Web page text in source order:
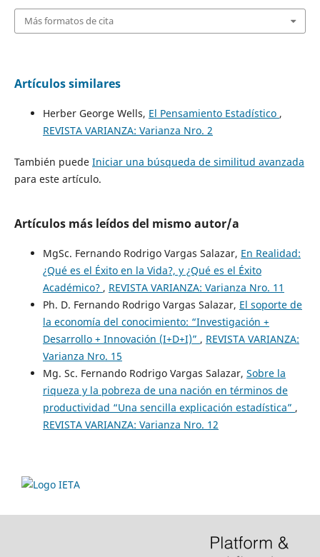
Más formatos de cita
Artículos similares
Herber George Wells, El Pensamiento Estadístico ,
REVISTA VARIANZA: Varianza Nro. 2
También puede Iniciar una búsqueda de similitud avanzada
para este artículo.
Artículos más leídos del mismo autor/a
MgSc. Fernando Rodrigo Vargas Salazar, En Realidad:
¿Qué es el Éxito en la Vida?, y ¿Qué es el Éxito
Académico? , REVISTA VARIANZA: Varianza Nro. 11
Ph. D. Fernando Rodrigo Vargas Salazar, El soporte de
la economía del conocimiento: “Investigación +
Desarrollo + Innovación (I+D+I)” , REVISTA VARIANZA:
Varianza Nro. 15
Mg. Sc. Fernando Rodrigo Vargas Salazar, Sobre la
riqueza y la pobreza de una nación en términos de
productividad “Una sencilla explicación estadística” ,
REVISTA VARIANZA: Varianza Nro. 12